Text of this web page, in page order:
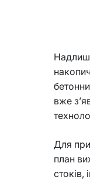
вже
Для
план
стоків,